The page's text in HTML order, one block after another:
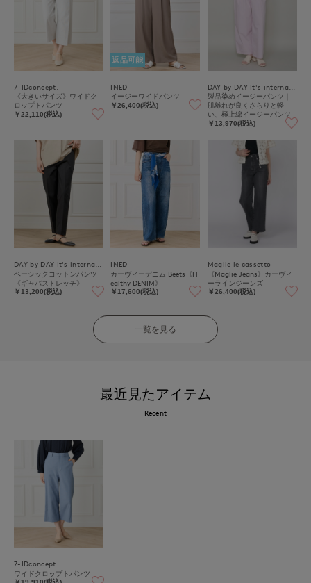
7-IDconcept.
《大きいサイズ》ワイドク
ロップトパンツ
￥22,110(税込)
返品可能
INED
イージーワイドパンツ
￥26,400(税込)
製品染めイージーパンツ｜
肌離れが良くさらりと軽
い、極上綿イージーパンツ
￥13,970(税込)
ベーシックコットンパンツ
《ギャバストレッチ》
￥13,200(税込)
INED
カーヴィーデニム Beets《H
ealthy DENIM》
￥17,600(税込)
Maglie le cassetto
《Maglie Jeans》カーヴィ
ーラインジーンズ
￥26,400(税込)
一覧を見る
最近見たアイテム
Recent
7-IDconcept.
ワイドクロップトパンツ